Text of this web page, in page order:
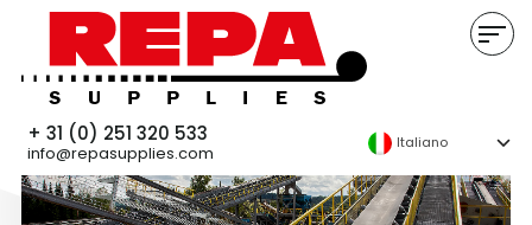
+ 31 (0) 251 320 533
info@repasupplies.com Italiano